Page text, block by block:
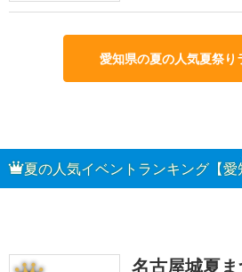
愛知県の夏の人気夏祭り
夏の人気イベントランキング【愛
名古屋城夏